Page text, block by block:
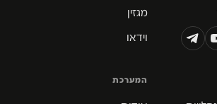
מגזין
וידאו
המערכת